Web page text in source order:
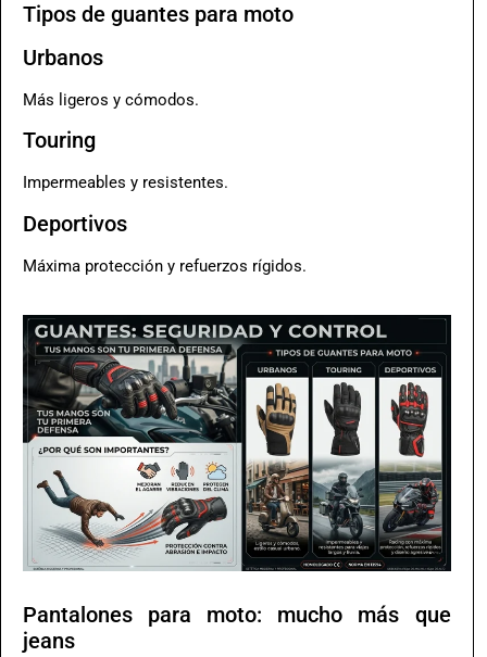
Tipos de guantes para moto
Urbanos
Más ligeros y cómodos.
Touring
Impermeables y resistentes.
Deportivos
Máxima protección y refuerzos rígidos.
Pantalones para moto: mucho más que
jeans